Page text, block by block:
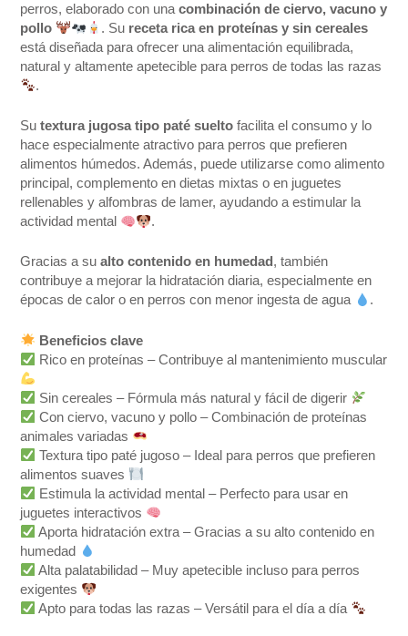
perros, elaborado con unacombinación de ciervo, vacuno y
pollo
. Su receta rica en proteínas y sin cereales
está diseñada para ofrecer una alimentación equilibrada,
natural y altamente apetecible para perros de todas las razas
.
Sutextura jugosa tipo paté suelto facilita el consumo y lo
hace especialmente atractivo para perros que prefieren
alimentos húmedos. Además, puede utilizarse como alimento
principal, complemento en dietas mixtas o en juguetes
rellenables y alfombras de lamer, ayudando a estimular la
actividad mental
.
Gracias a sualto contenido en humedad , también
contribuye a mejorar la hidratación diaria, especialmente en
épocas de calor o en perros con menor ingesta de agua
.
Beneficios clave
Rico en proteínas – Contribuye al mantenimiento muscular
Sin cereales – Fórmula más natural y fácil de digerir
Con ciervo, vacuno y pollo – Combinación de proteínas
animales variadas
Textura tipo paté jugoso – Ideal para perros que prefieren
alimentos suaves
Estimula la actividad mental – Perfecto para usar en
juguetes interactivos
Aporta hidratación extra – Gracias a su alto contenido en
humedad
Alta palatabilidad – Muy apetecible incluso para perros
exigentes
Apto para todas las razas – Versátil para el día a día